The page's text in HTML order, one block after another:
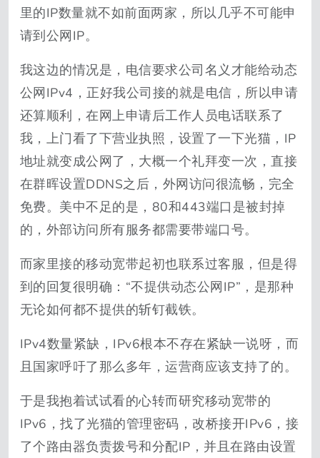
里的IP数量就不如前面两家，所以几乎不可能申
请到公网IP。
我这边的情况是，电信要求公司名义才能给动态
公网IPv4，正好我公司接的就是电信，所以申请
还算顺利，在网上申请后工作人员电话联系了
我，上门看了下营业执照，设置了一下光猫，IP
地址就变成公网了，大概一个礼拜变一次，直接
在群晖设置DDNS之后，外网访问很流畅，完全
免费。美中不足的是，80和443端口是被封掉
的，外部访问所有服务都需要带端口号。
而家里接的移动宽带起初也联系过客服，但是得
到的回复很明确：“不提供动态公网IP”，是那种
无论如何都不提供的斩钉截铁。
IPv4数量紧缺，IPv6根本不存在紧缺一说呀，而
且国家呼吁了那么多年，运营商应该支持了的。
于是我抱着试试看的心转而研究移动宽带的
IPv6，找了光猫的管理密码，改桥接开IPv6，接
了个路由器负责拨号和分配IP，并且在路由设置